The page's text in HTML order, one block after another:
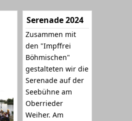
Serenade 2024
Zusammen mit
den "Impffrei
Böhmischen"
gestalteten wir die
Serenade auf der
Seebühne am
Oberrieder
Weiher. Am